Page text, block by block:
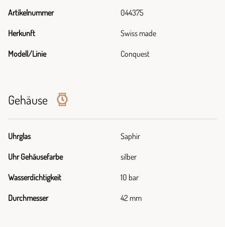
Artikelnummer 044375
Herkunft Swiss made
Modell/Linie Conquest
Gehäuse
Uhrglas Saphir
Uhr Gehäusefarbe silber
Wasserdichtigkeit 10 bar
Durchmesser 42 mm